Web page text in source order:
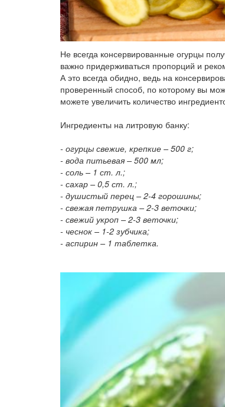
Не всегда консервированные огурцы
важно придерживаться пропорций и
А это всегда обидно, ведь на
проверенный способ, по которому вы
можете увеличить количество
Ингредиенты на литровую банку:
- огурцы свежие, крепкие – 500 г;
- вода питьевая – 500 мл;
- соль – 1 ст. л.;
- сахар – 0,5 ст. л.;
- душистый перец – 2-4 горошины;
- свежая петрушка – 2-3 веточки;
- свежий укроп – 2-3 веточки;
- чеснок – 1-2 зубчика;
- аспирин – 1 таблетка.